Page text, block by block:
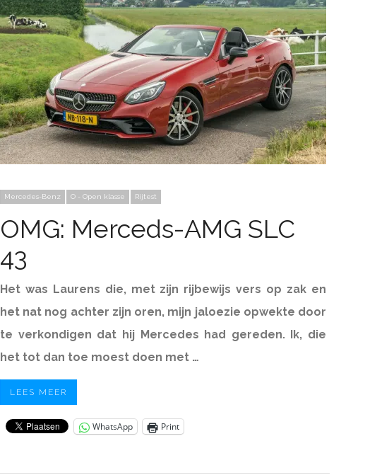
Mercedes-Benz O - Open klasse Rijtest
OMG: Merceds-AMG SLC
43
Het was Laurens die, met zijn rijbewijs vers op zak en
het nat nog achter zijn oren, mijn jaloezie opwekte door
te verkondigen dat hij Mercedes had gereden. Ik, die
het tot dan toe moest doen met …
LEES MEER
WhatsApp Print